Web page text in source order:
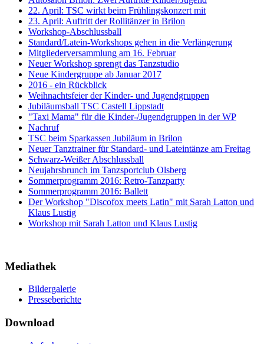
22. April: TSC wirkt beim Frühlingskonzert mit
23. April: Auftritt der Rollitänzer in Brilon
Workshop-Abschlussball
Standard/Latein-Workshops gehen in die Verlängerung
Mitgliederversammlung am 16. Februar
Neuer Workshop sprengt das Tanzstudio
Neue Kindergruppe ab Januar 2017
2016 - ein Rückblick
Weihnachtsfeier der Kinder- und Jugendgruppen
Jubiläumsball TSC Castell Lippstadt
"Taxi Mama" für die Kinder-/Jugendgruppen in der WP
Nachruf
TSC beim Sparkassen Jubiläum in Brilon
Neuer Tanztrainer für Standard- und Lateintänze am Freitag
Schwarz-Weißer Abschlussball
Neujahrsbrunch im Tanzsportclub Olsberg
Sommerprogramm 2016: Retro-Tanzparty
Sommerprogramm 2016: Ballett
Der Workshop "Discofox meets Latin" mit Sarah Latton und
Klaus Lustig
Workshop mit Sarah Latton und Klaus Lustig
Mediathek
Bildergalerie
Presseberichte
Download